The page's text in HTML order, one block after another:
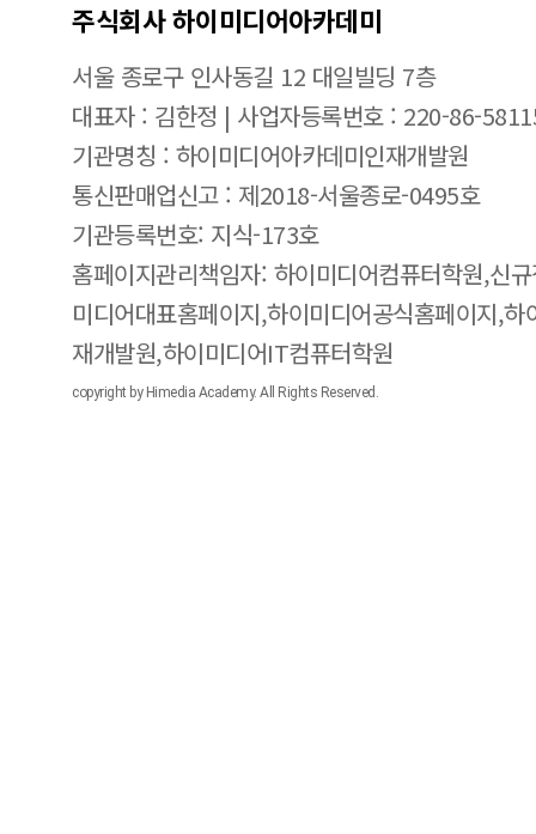
주식회사 하이미디어아카데미
서울 종로구 인사동길 12 대일빌딩 7층
대표자 : 김한정 | 사업자등록번호 : 220-86-
기관명칭 : 하이미디어아카데미인재개발원
통신판매업신고 : 제2018-서울종로-0495호
기관등록번호: 지식-173호
홈페이지관리책임자: 하이미디어컴퓨터학원,신
미디어대표홈페이지,하이미디어공식홈페이지,
재개발원,하이미디어IT컴퓨터학원
copyright by Himedia Academy. All Rights Reserved.